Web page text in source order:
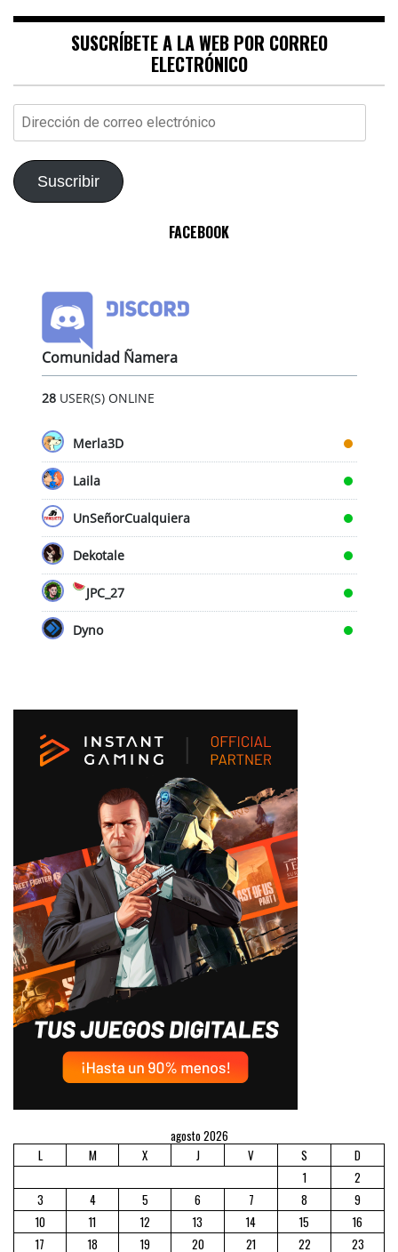
SUSCRÍBETE A LA WEB POR CORREO
ELECTRÓNICO
Dirección
de
electrónico
Suscribir
FACEBOOK
Comunidad Ñamera
28USER(S) ONLINE
Merla3D
Laila
UnSeñorCualquiera
Dekotale
JPC_27
Dyno
agosto 2026
L
M X J V S
D
1
2
3
4 5 6 7 8
9
10
11 12 13 14 15
16
17
18 19 20 21 22
23